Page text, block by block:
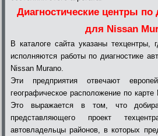
Диагностические центры по
для Nissan
В каталоге сайта указаны техцентры,
исполняются работы по диагностике
Nissan Murano.
Эти предприятия отвечают
географическое расположение по
Это выражается в том, что
представляющего проект
автовладельцы районов, в которых